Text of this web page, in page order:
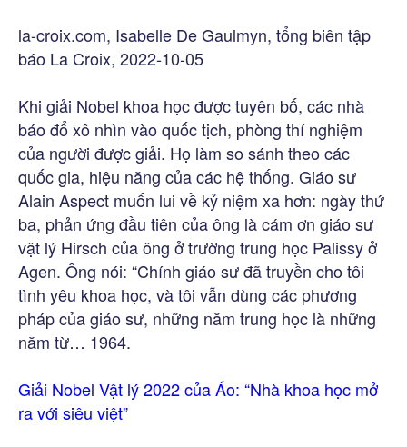
la-croix.com, Isabelle De Gaulmyn, tổng biên tập
báo La Croix, 2022-10-05
Khi giải Nobel khoa học được tuyên bố, các nhà
báo đổ xô nhìn vào quốc tịch, phòng thí nghiệm
của người được giải. Họ làm so sánh theo các
quốc gia, hiệu năng của các hệ thống. Giáo sư
Alain Aspect muốn lui về kỷ niệm xa hơn: ngày thứ
ba, phản ứng đầu tiên của ông là cám ơn giáo sư
vật lý Hirsch của ông ở trường trung học Palissy ở
Agen. Ông nói: “Chính giáo sư đã truyền cho tôi
tình yêu khoa học, và tôi vẫn dùng các phương
pháp của giáo sư, những năm trung học là những
năm từ… 1964.
Giải Nobel Vật lý 2022 của Áo: “Nhà khoa học mở
ra với siêu việt”